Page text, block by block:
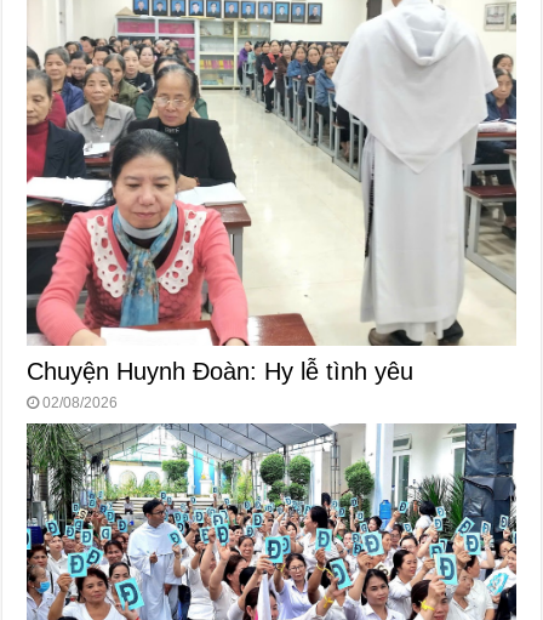
Chuyện Huynh Đoàn: Hy lễ tình yêu
02/08/2026